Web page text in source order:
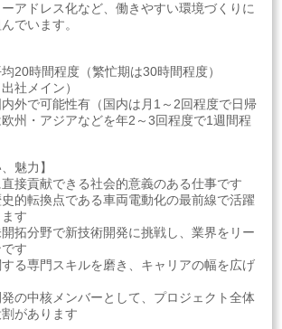
アドレス化など、働きやすい環境づくりに
でいます。
20時間程度（繁忙期は30時間程度）
社メイン）
で可能性有（国内は月1～2回程度で日帰
州・アジアなどを年2～3回程度で1週間程
魅力】
直接貢献できる社会的意義のある仕事です
史的転換点である車両電動化の最前線で活躍
す
開拓分野で新技術開発に挑戦し、業界をリー
す
する専門スキルを磨き、キャリアの幅を広げ
発の中核メンバーとして、プロジェクト全体
があります